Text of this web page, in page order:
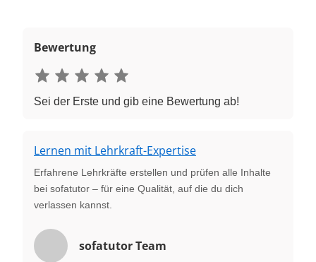
Bewertung
Sei der Erste und gib eine Bewertung ab!
Lernen mit Lehrkraft-Expertise
Erfahrene Lehrkräfte erstellen und prüfen alle Inhalte
bei sofatutor – für eine Qualität, auf die du dich
verlassen kannst.
sofatutor Team